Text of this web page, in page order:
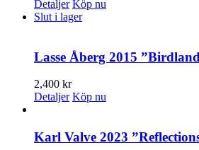
Detaljer Köp nu
Slut i lager
Lasse Åberg 2015
2,400 kr
Detaljer Köp nu
Karl Valve 2023